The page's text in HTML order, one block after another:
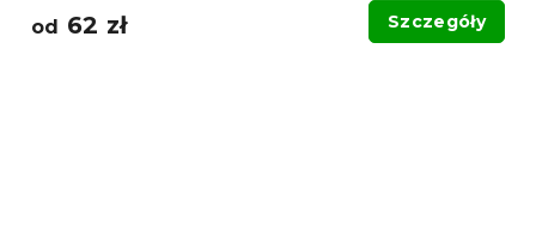
od 62 zł Szczegóły